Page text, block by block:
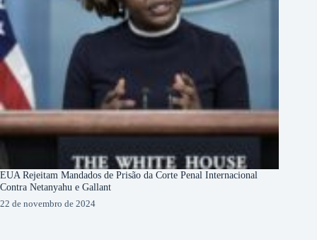
EUA Rejeitam Mandados de Prisão da Corte Penal Internacional
Contra Netanyahu e Gallant
22 de novembro de 2024